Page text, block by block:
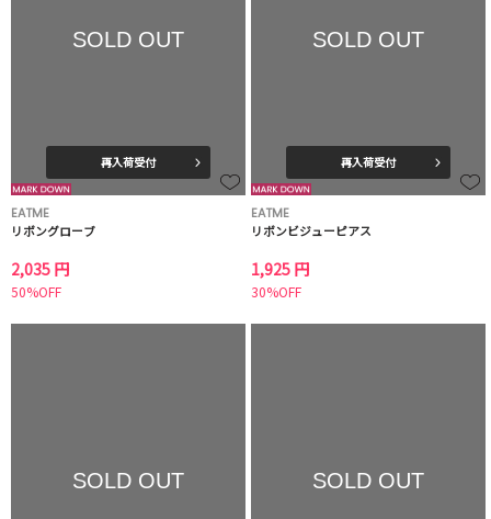
SOLD OUT
再入荷受付
EATME
リボングローブ
2,035 円
50%OFF
SOLD OUT
再入荷受付
EATME
リボンビジューピアス
1,925 円
30%OFF
SOLD OUT SOLD OUT